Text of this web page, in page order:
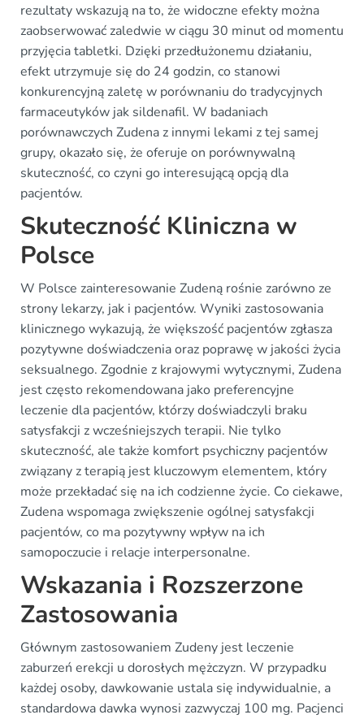
rezultaty wskazują na to, że widoczne efekty można
zaobserwować zaledwie w ciągu 30 minut od momentu
przyjęcia tabletki. Dzięki przedłużonemu działaniu,
efekt utrzymuje się do 24 godzin, co stanowi
konkurencyjną zaletę w porównaniu do tradycyjnych
farmaceutyków jak sildenafil. W badaniach
porównawczych Zudena z innymi lekami z tej samej
grupy, okazało się, że oferuje on porównywalną
skuteczność, co czyni go interesującą opcją dla
pacjentów.
Skuteczność Kliniczna w
Polsce
W Polsce zainteresowanie Zudeną rośnie zarówno ze
strony lekarzy, jak i pacjentów. Wyniki zastosowania
klinicznego wykazują, że większość pacjentów zgłasza
pozytywne doświadczenia oraz poprawę w jakości życia
seksualnego. Zgodnie z krajowymi wytycznymi, Zudena
jest często rekomendowana jako preferencyjne
leczenie dla pacjentów, którzy doświadczyli braku
satysfakcji z wcześniejszych terapii. Nie tylko
skuteczność, ale także komfort psychiczny pacjentów
związany z terapią jest kluczowym elementem, który
może przekładać się na ich codzienne życie. Co ciekawe,
Zudena wspomaga zwiększenie ogólnej satysfakcji
pacjentów, co ma pozytywny wpływ na ich
samopoczucie i relacje interpersonalne.
Wskazania i Rozszerzone
Zastosowania
Głównym zastosowaniem Zudeny jest leczenie
zaburzeń erekcji u dorosłych mężczyzn. W przypadku
każdej osoby, dawkowanie ustala się indywidualnie, a
standardowa dawka wynosi zazwyczaj 100 mg. Pacjenci